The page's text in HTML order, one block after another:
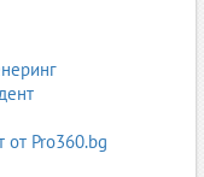
от Pro360.bg